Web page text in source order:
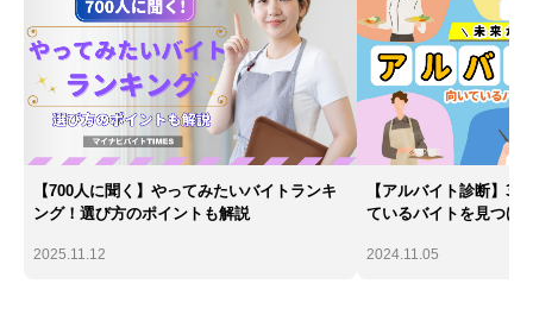
【700人に聞く】やってみたいバイトランキ
ング！選び方のポイントも解説
2025.11.12
【アルバイト診断】
ているバイトを見つけ
2024.11.05